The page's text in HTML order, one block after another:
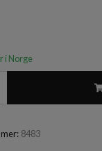
i Norge
8483